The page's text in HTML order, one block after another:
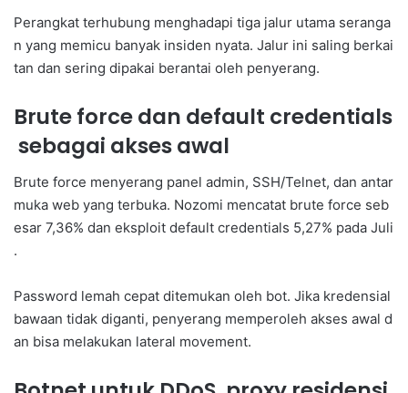
Perangkat terhubung menghadapi tiga jalur utama seranga
n yang memicu banyak insiden nyata. Jalur ini saling berkai
tan dan sering dipakai berantai oleh penyerang.
Brute force dan default credentials
sebagai akses awal
Brute force menyerang panel admin, SSH/Telnet, dan antar
muka web yang terbuka. Nozomi mencatat brute force seb
esar 7,36% dan eksploit default credentials 5,27% pada Juli
.
Password lemah cepat ditemukan oleh bot. Jika kredensial
bawaan tidak diganti, penyerang memperoleh akses awal d
an bisa melakukan lateral movement.